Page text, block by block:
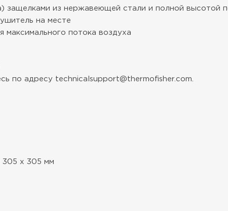
защелками из нержавеющей стали и полной высотой
на месте
максимального потока воздуха
по адресу technicalsupport@thermofisher.com.
305 х 305 мм